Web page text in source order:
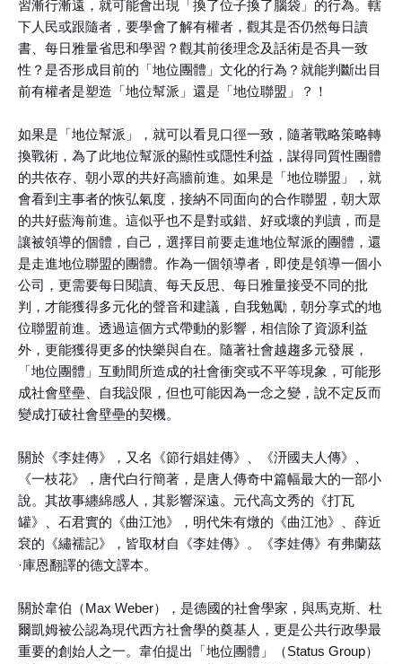
習漸行漸遠，就可能會出現「換了位子換了腦袋」的行為。轄
下人民或跟隨者，要學會了解有權者，觀其是否仍然每日讀
書、每日雅量省思和學習？觀其前後理念及話術是否具一致
性？是否形成目前的「地位團體」文化的行為？就能判斷出目
前有權者是塑造「地位幫派」還是「地位聯盟」？！
如果是「地位幫派」，就可以看見口徑一致，隨著戰略策略轉
換戰術，為了此地位幫派的顯性或隱性利益，謀得同質性團體
的共依存、朝小眾的共好高牆前進。如果是「地位聯盟」，就
會看到主事者的恢弘氣度，接納不同面向的合作聯盟，朝大眾
的共好藍海前進。這似乎也不是對或錯、好或壞的判讀，而是
讓被領導的個體，自己，選擇目前要走進地位幫派的團體，還
是走進地位聯盟的團體。作為一個領導者，即使是領導一個小
公司，更需要每日閱讀、每天反思、每日雅量接受不同的批
判，才能獲得多元化的聲音和建議，自我勉勵，朝分享式的地
位聯盟前進。透過這個方式帶動的影響，相信除了資源利益
外，更能獲得更多的快樂與自在。隨著社會越趨多元發展，
「地位團體」互動間所造成的社會衝突或不平等現象，可能形
成社會壁壘、自我設限，但也可能因為一念之變，說不定反而
變成打破社會壁壘的契機。
關於《李娃傳》，又名《節行娼娃傳》、《汧國夫人傳》、
《一枝花》，唐代白行簡著，是唐人傳奇中篇幅最大的一部小
說。其故事纏綿感人，其影響深遠。元代高文秀的《打瓦
罐》、石君實的《曲江池》，明代朱有燉的《曲江池》、薛近
袞的《繡襦記》，皆取材自《李娃傳》。《李娃傳》有弗蘭茲
·庫恩翻譯的德文譯本。
關於韋伯（Max Weber），是德國的社會學家，與馬克斯、杜
爾凱姆被公認為現代西方社會學的奠基人，更是公共行政學最
重要的創始人之一。韋伯提出「地位團體」（Status Group）